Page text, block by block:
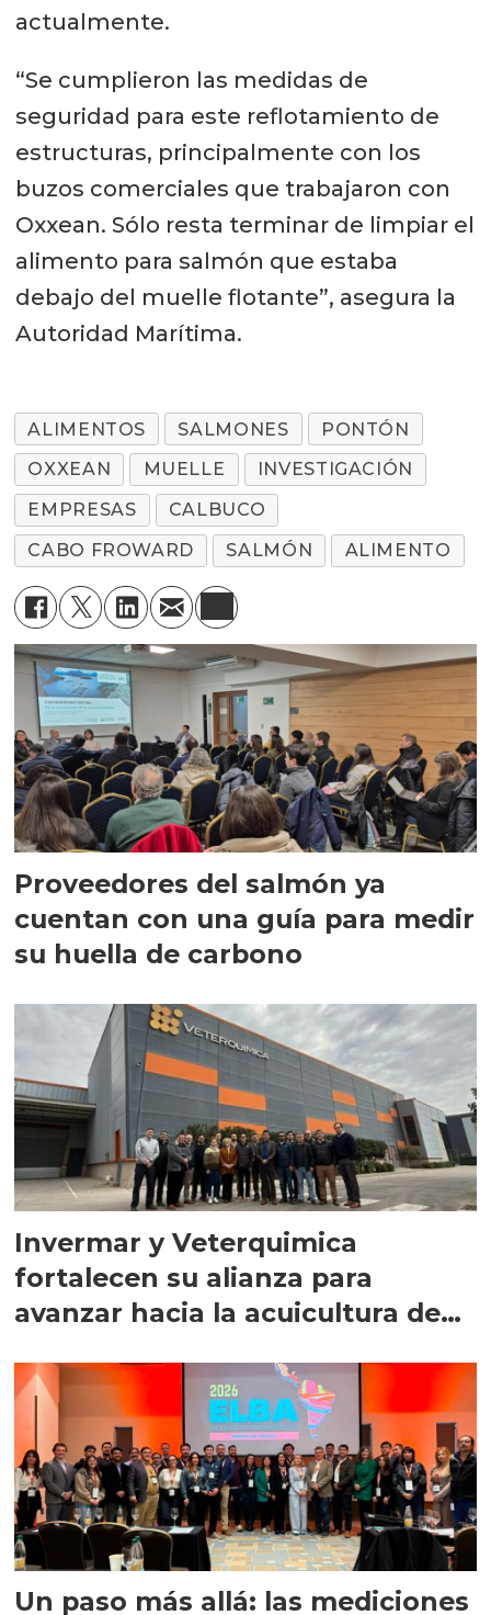
actualmente.
“Se cumplieron las medidas de
seguridad para este reflotamiento de
estructuras, principalmente con los
buzos comerciales que trabajaron con
Oxxean. Sólo resta terminar de limpiar el
alimento para salmón que estaba
debajo del muelle flotante”, asegura la
Autoridad Marítima.
ALIMENTOS SALMONES
PONTÓN
OXXEAN
MUELLE
INVESTIGACIÓN
EMPRESAS
CALBUCO
CABO FROWARD
SALMÓN ALIMENTO
Proveedores del salmón ya
cuentan con una guía para medir
su huella de carbono
Invermar y Veterquimica
fortalecen su alianza para
avanzar hacia la acuicultura de
Un paso más allá: las mediciones